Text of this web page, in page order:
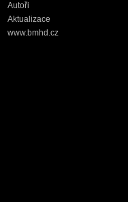
Autoři
Aktualizace
www.bmhd.cz